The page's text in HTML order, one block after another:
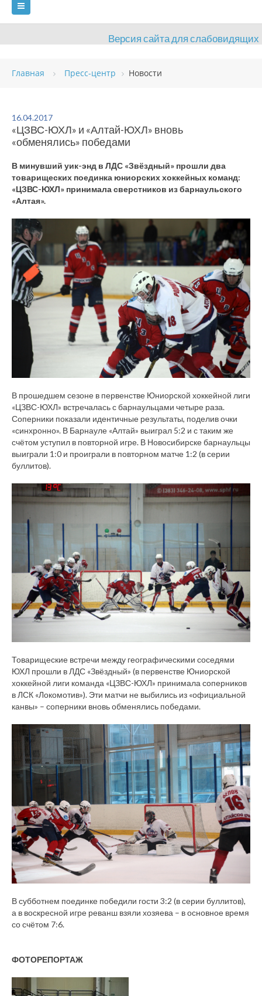
Версия сайта для слабовидящих
ГЛАВНАЯ СВЕДЕНИЯ ОБ УЧРЕЖДЕНИИ
ОБЪЕКТЫ
ОЦЕНКА КАЧЕСТВА ОБРАЗОВАНИЯ
ПЛАТНЫЕ УСЛУГИ КОНТАКТЫ
Главная Пресс-центр Новости
16.04.2017
«ЦЗВС-ЮХЛ» и «Алтай-ЮХЛ» вновь
«обменялись» победами
В минувший уик-энд в ЛДС «Звёздный» прошли два
товарищеских поединка юниорских хоккейных команд:
«ЦЗВС-ЮХЛ» принимала сверстников из барнаульского
«Алтая».
В прошедшем сезоне в первенстве Юниорской хоккейной лиги
«ЦЗВС-ЮХЛ» встречалась с барнаульцами четыре раза.
Соперники показали идентичные результаты, поделив очки
«синхронно». В Барнауле «Алтай» выиграл 5:2 и с таким же
счётом уступил в повторной игре. В Новосибирске барнаульцы
выиграли 1:0 и проиграли в повторном матче 1:2 (в серии
буллитов).
Товарищеские встречи между географическими соседями
ЮХЛ прошли в ЛДС «Звёздный» (в первенстве Юниорской
хоккейной лиги команда «ЦЗВС-ЮХЛ» принимала соперников
в ЛСК «Локомотив»). Эти матчи не выбились из «официальной
канвы» – соперники вновь обменялись победами.
В субботнем поединке победили гости 3:2 (в серии буллитов),
а в воскресной игре реванш взяли хозяева – в основное время
со счётом 7:6.
ФОТОРЕПОРТАЖ